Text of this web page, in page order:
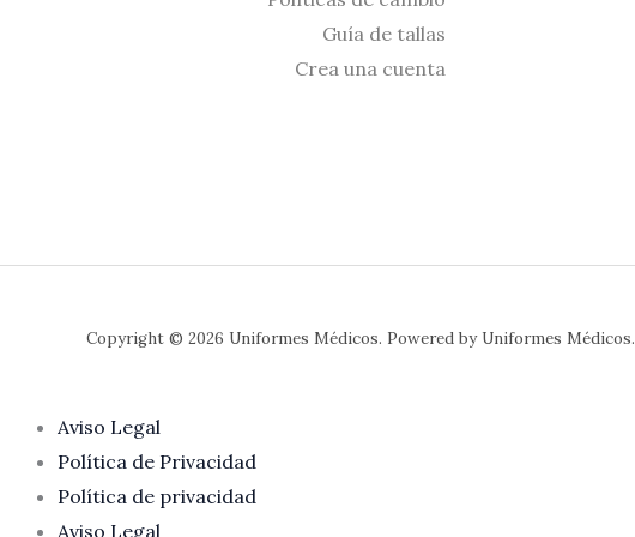
Guía de tallas
Crea una cuenta
Copyright © 2026 Uniformes Médicos. Powered by Uniformes Médicos.
Aviso Legal
Política de Privacidad
Política de privacidad
Aviso Legal